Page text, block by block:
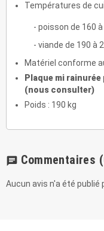
Températures de
- poisson de 160 à
- viande de 190 à
Matériel conforme
Plaque mi
(nous consulter)
Poids : 190 kg
chat Commentaires
Aucun avis n'a été publié